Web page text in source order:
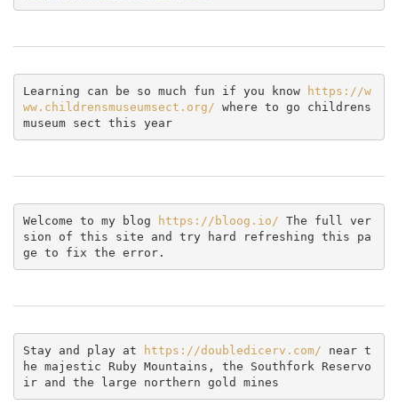
Learning can be so much fun if you know
https://w
ww.childrensmuseumsect.org/ where to go childrens
museum sect this year
Welcome to my blog https://bloog.io/ The full ver
sion of this site and try hard refreshing this pa
ge to fix the error.
Stay and play at https://doubledicerv.com/ near t
he majestic Ruby Mountains, the Southfork Reservo
ir and the large northern gold mines